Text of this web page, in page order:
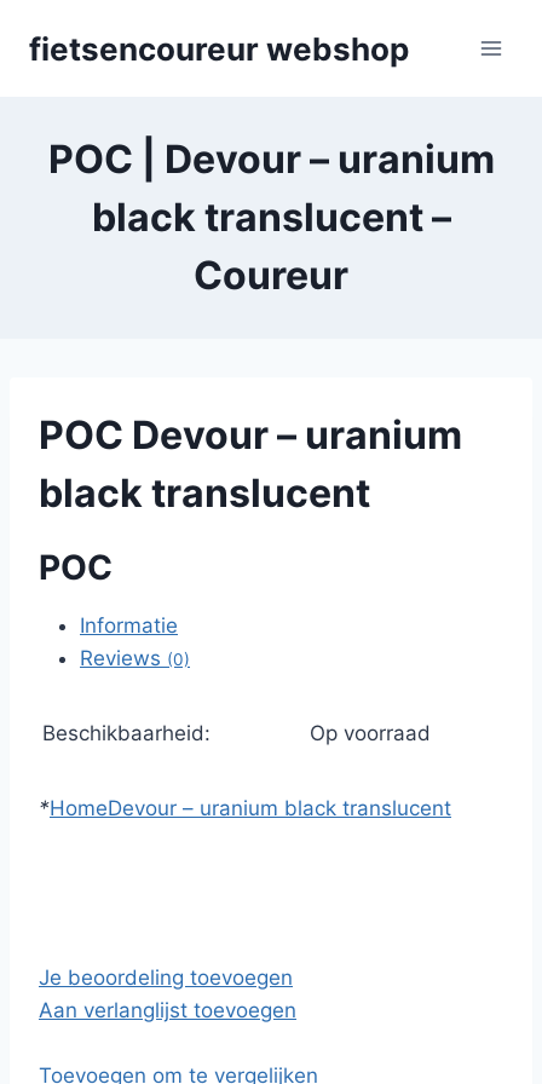
fietsencoureur webshop
POC | Devour – uranium
black translucent –
Coureur
POC Devour – uranium
black translucent
POC
Informatie
Reviews (0)
Beschikbaarheid: Op voorraad
*HomeDevour – uranium black translucent
Je beoordeling toevoegen
Aan verlanglijst toevoegen
Toevoegen om te vergelijken